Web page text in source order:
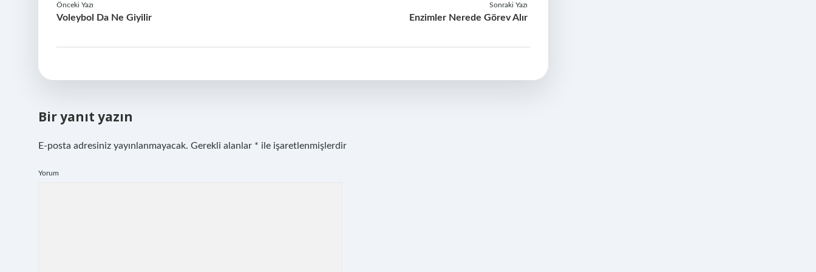
Önceki Yazı
Voleybol Da Ne Giyilir
Sonraki Yazı
Enzimler Nerede Görev Alır
Bir yanıt yazın
E-posta adresiniz yayınlanmayacak. Gerekli alanlar * ile işaretlenmişlerdir
Yorum